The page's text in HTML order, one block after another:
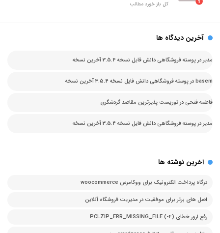
کل باز خورد مطالب
آخرین دیدگاه ها
مدیردرپوسته فروشگاهی دانش فایل نسخه 3.5.4 آخرین نسخه
basemدرپوسته فروشگاهی دانش فایل نسخه 3.5.4 آخرین نسخه
فاطمه فتحی درتوریست پذیرترین مقاصد گردشگری
مدیردرپوسته فروشگاهی دانش فایل نسخه 3.5.4 آخرین نسخه
اخرین نوشته ها
درگاه پرداخت الکترونیک برای ووکامرس woocommerce
اصل های برتر برای موفقیت در مدیریت فروشگاه آنلاین
رفع ارور خطای PCLZIP_ERR_MISSING_FILE (-4)